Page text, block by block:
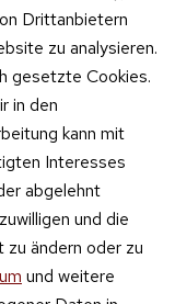
Drittanbietern
zu analysieren.
gesetzte Cookies.
in den
kann mit
Interesses
abgelehnt
und die
zu ändern oder zu
und weitere